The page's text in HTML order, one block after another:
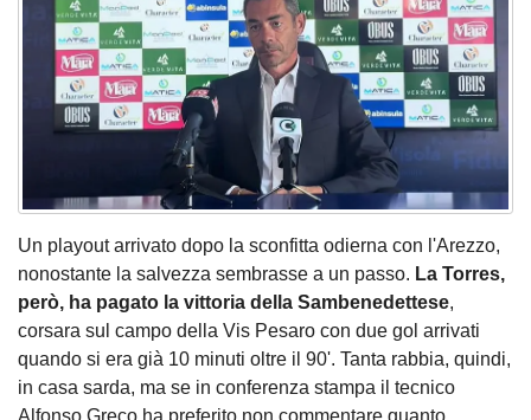
Un playout arrivato dopo la sconfitta odierna con l'Arezzo,
nonostante la salvezza sembrasse a un passo. La Torres,
però, ha pagato la vittoria della Sambenedettese,
corsara sul campo della Vis Pesaro con due gol arrivati
quando si era già 10 minuti oltre il 90'. Tanta rabbia, quindi,
in casa sarda, ma se in conferenza stampa il tecnico
Alfonso Greco ha preferito non commentare quanto